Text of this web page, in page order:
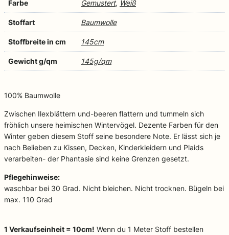
Farbe Gemustert, Weiß
Stoffart Baumwolle
Stoffbreite in cm 145cm
Gewicht g/qm 145g/qm
100% Baumwolle
Zwischen Ilexblättern und-beeren flattern und tummeln sich
fröhlich unsere heimischen Wintervögel. Dezente Farben für den
Winter geben diesem Stoff seine besondere Note. Er lässt sich je
nach Belieben zu Kissen, Decken, Kinderkleidern und Plaids
verarbeiten- der Phantasie sind keine Grenzen gesetzt.
Pflegehinweise:
waschbar bei 30 Grad. Nicht bleichen. Nicht trocknen. Bügeln bei
max. 110 Grad
1 Verkaufseinheit = 10cm! Wenn du 1 Meter Stoff bestellen